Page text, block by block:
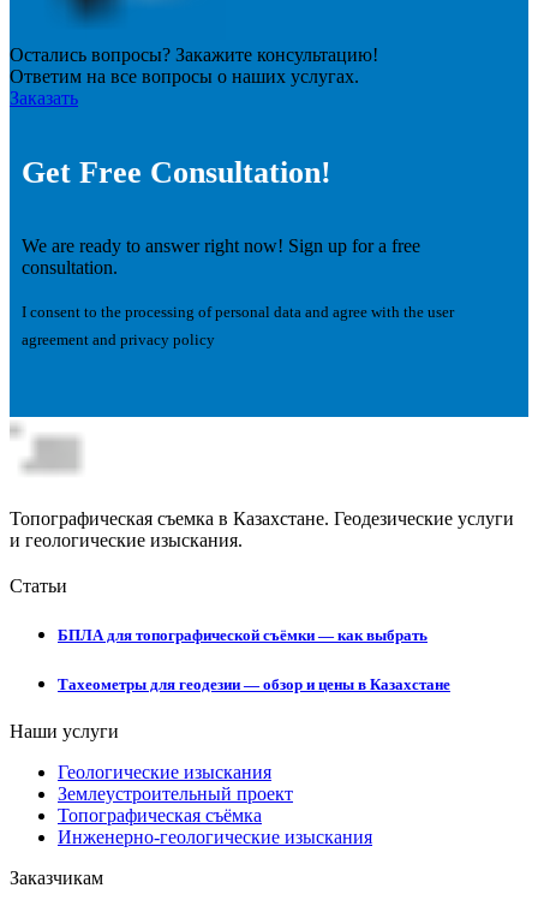
Остались вопросы? Закажите консультацию!
Ответим на все вопросы о наших услугах.
Заказать
Get Free Consultation!
We are ready to answer right now! Sign up for a free
consultation.
I consent to the processing of personal data and agree with the user
agreement and privacy policy
Топографическая съемка в Казахстане. Геодезические услуги
и геологические изыскания.
Статьи
БПЛА для топографической съёмки — как выбрать
Тахеометры для геодезии — обзор и цены в Казахстане
Наши услуги
Геологические изыскания
Землеустроительный проект
Топографическая съёмка
Инженерно-геологические изыскания
Заказчикам